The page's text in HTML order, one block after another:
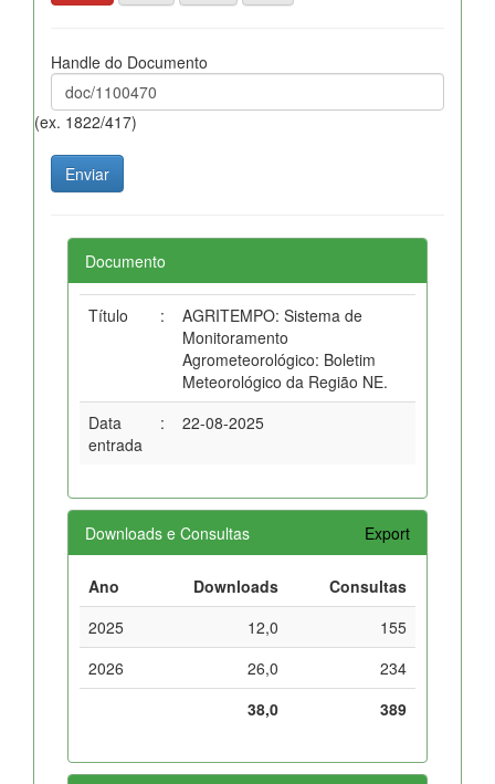
Handle do Documento
(ex. 1822/417)
Documento
Título :
AGRITEMPO: Sistema de
Monitoramento
Agrometeorológico: Boletim
Meteorológico da Região NE.
Data
entrada
: 22-08-2025
Downloads e Consultas Export
Ano Downloads
Consultas
2025
12,0
155
2026
26,0
234
38,0
389